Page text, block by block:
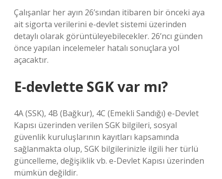
Çalışanlar her ayın 26’sından itibaren bir önceki aya
ait sigorta verilerini e-devlet sistemi üzerinden
detaylı olarak görüntüleyebilecekler. 26’ncı günden
önce yapılan incelemeler hatalı sonuçlara yol
açacaktır.
E-devlette SGK var mı?
4A (SSK), 4B (Bağkur), 4C (Emekli Sandığı) e-Devlet
Kapısı üzerinden verilen SGK bilgileri, sosyal
güvenlik kuruluşlarının kayıtları kapsamında
sağlanmakta olup, SGK bilgilerinizle ilgili her türlü
güncelleme, değişiklik vb. e-Devlet Kapısı üzerinden
mümkün değildir.